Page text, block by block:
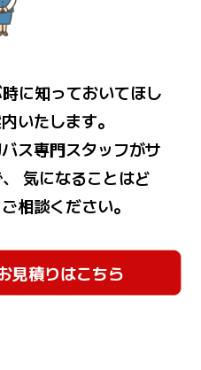
に知っておいてほし
いたします。
ス専門スタッフがサ
気になることはど
相談ください。
見積りはこちら